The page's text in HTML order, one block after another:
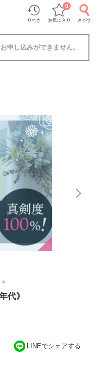
りれき お気に入り
0
さがす
申し込みができません。
4
代》
LINEでシェアする